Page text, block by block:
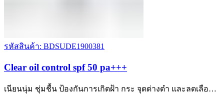
รหัสสินค้า: BDSUDE1900381
Clear oil control spf 50 pa+++
เนียนนุ่ม ชุ่มชื้น ป้องกันการเกิดฝ้า กระ จุดด่างดำ และลดเลือ…